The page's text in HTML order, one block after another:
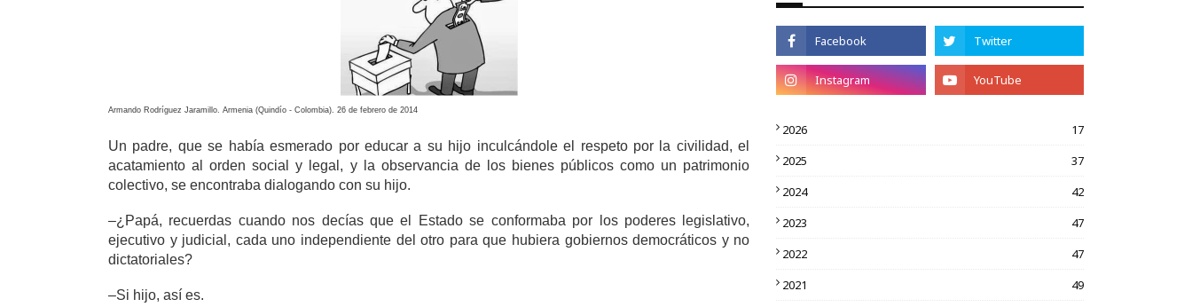
Armando Rodríguez Jaramillo. Armenia (Quindío - Colombia). 26 de febrero de 2014
Un padre, que se había esmerado por educar a su hijo inculcándole el respeto por la civilidad, el
acatamiento al orden social y legal, y la observancia de los bienes públicos como un patrimonio
colectivo, se encontraba dialogando con su hijo.
–¿Papá, recuerdas cuando nos decías que el Estado se conformaba por los poderes legislativo,
ejecutivo y judicial, cada uno independiente del otro para que hubiera gobiernos democráticos y no
dictatoriales?
–Si hijo, así es.
2026
17
2025
37
2024
42
2023
47
2022
47
2021
49